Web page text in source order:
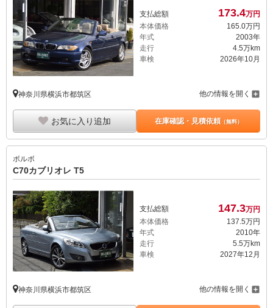
支払総額 173.4万円
本体価格
165.0万円
年式
2003年
走行
4.5万km
車検
2026年10月
神奈川県横浜市都筑区 他の情報を開く
お気に入り追加 在庫確認・見積依頼（無料）
ボルボ
C70カブリオレ T5
支払総額 147.3万円
本体価格
137. 5万円
年式
2010年
走行
5.5万km
車検
2027年12月
神奈川県横浜市都筑区 他の情報を開く